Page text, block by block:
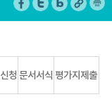
청 문서서식 평가지제출